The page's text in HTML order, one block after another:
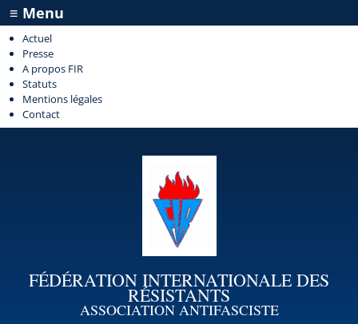
≡ Menu
Actuel
Presse
A propos FIR
Statuts
Mentions légales
Contact
FÉDÉRATION INTERNATIONALE DES
RÉSISTANTS
ASSOCIATION ANTIFASCISTE